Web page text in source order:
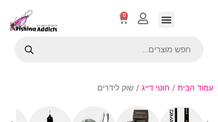
0
עמוד הבית / חוטי דייג / שוק לידרים